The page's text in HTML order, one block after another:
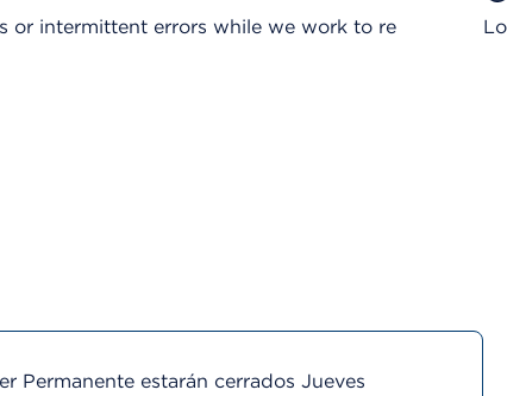
or intermittent errors while we work to re
Permanente estarán cerrados Jueves